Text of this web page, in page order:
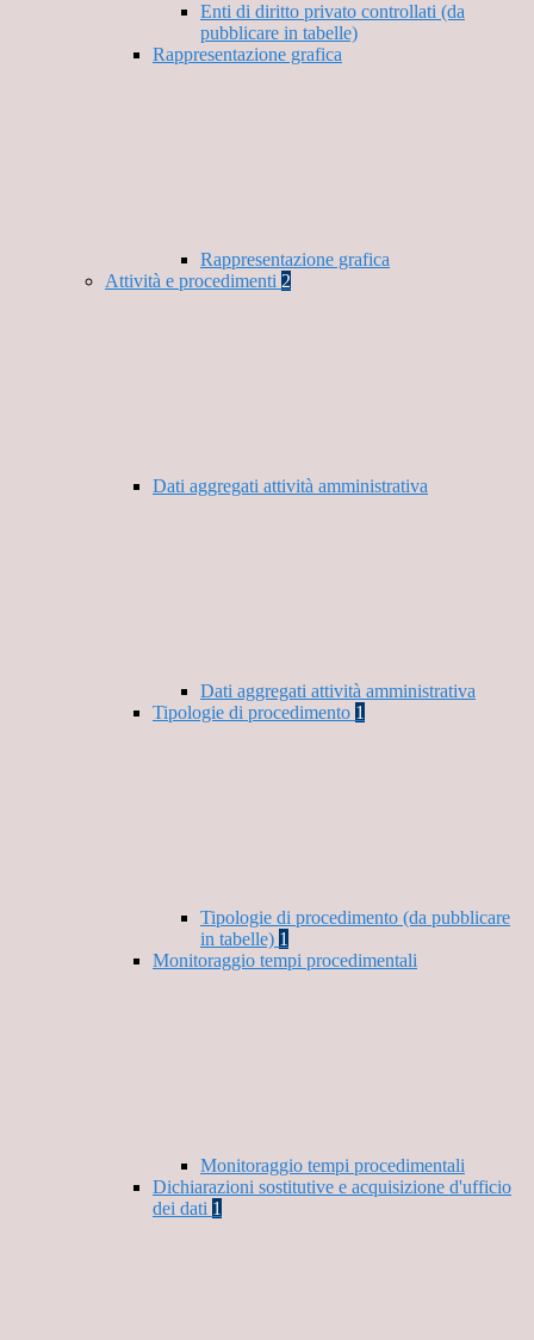
Enti di diritto privato controllati (da
pubblicare in tabelle)
Rappresentazione grafica
Rappresentazione grafica
Attività e procedimenti 2
Dati aggregati attività amministrativa
Dati aggregati attività amministrativa
Tipologie di procedimento 1
Tipologie di procedimento (da pubblicare
in tabelle) 1
Monitoraggio tempi procedimentali
Monitoraggio tempi procedimentali
Dichiarazioni sostitutive e acquisizione d'ufficio
dei dati 1